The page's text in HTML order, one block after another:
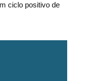
ciclo positivo de